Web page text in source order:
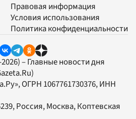
Правовая информация
Условия использования
Политика конфиденциальности
– Главные новости дня
, ОГРН 1067761730376, ИНН
Россия, Москва, Коптевская